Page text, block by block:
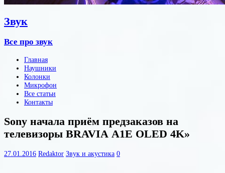
Звук
Все про звук
Главная
Наушники
Колонки
Микрофон
Все статьи
Контакты
Sony начала приём предзаказов на
телевизоры BRAVIA A1E OLED 4K»
27.01.2016 Redaktor Звук и акустика 0